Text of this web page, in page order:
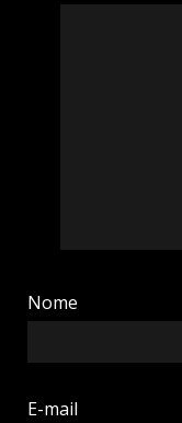
Nome
E-mail